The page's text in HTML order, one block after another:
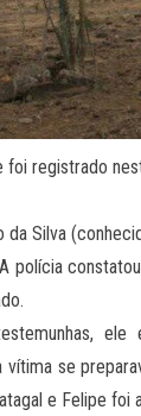
registrado
da Silva
polícia
ele
vítima se
e Felipe foi